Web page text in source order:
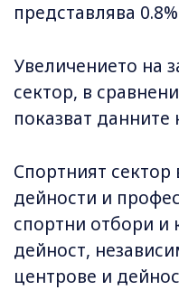
представлява
Увеличението на
сектор, в
показват данните
Спортният
дейности и
спортни отбори и
дейност,
центрове и